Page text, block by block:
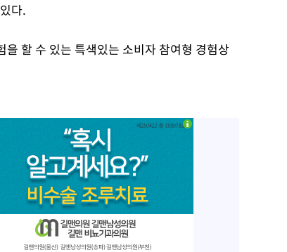
다.
할 수 있는 특색있는 소비자 참여형 경험상